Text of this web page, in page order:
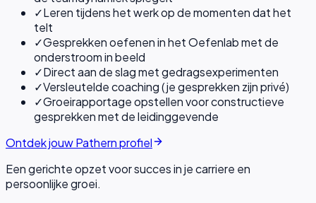
✓Leren tijdens het werk op de momenten dat het
telt
✓Gesprekken oefenen in het Oefenlab met de
onderstroom in beeld
✓Direct aan de slag met gedragsexperimenten
✓Versleutelde coaching (je gesprekken zijn privé)
✓Groeirapportage opstellen voor constructieve
gesprekken met de leidinggevende
Ontdek jouw Pathern profiel
Een gerichte opzet voor succes in je carriere en
persoonlijke groei.